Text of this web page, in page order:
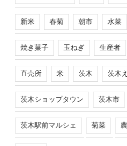
新米 春菊 朝市 水菜
焼き菓子 玉ねぎ 生産者
直売所 米 茨木 茨木
茨木ショップタウン 茨木市
茨木駅前マルシェ 菊菜